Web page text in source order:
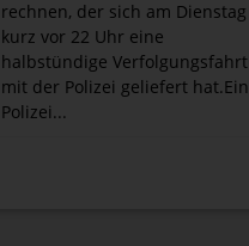
rechnen, der sich am Dienstag
kurz vor 22 Uhr eine
halbstündige Verfolgungsfahrt
mit der Polizei geliefert
Polizei...